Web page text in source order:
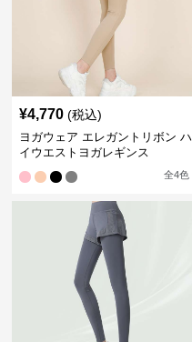
¥4,770 (税込)
ヨガウェア エレガントリボン ハ
イウエストヨガレギンス
全4色